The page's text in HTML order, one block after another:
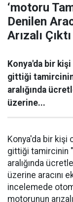
‘motoru
Denilen
Arızalı Çıktı
Konya'da bir
gittiği tamircinin
aralığında
üzerine...
Konya'da bir
gittiği tamircinin
aralığında
üzerine aracını
incelemede
motorunun